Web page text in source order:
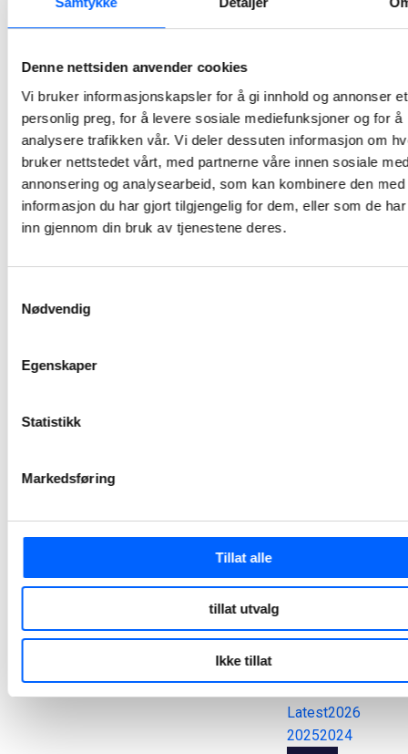
Denne nettsiden anvender cookies
Vi bruker informasjonskapsler for å gi innhold og annonser et
personlig preg, for å levere sosiale mediefunksjoner og for å
analysere trafikken vår. Vi deler dessuten informasjon om
bruker nettstedet vårt, med partnerne våre innen sosiale
annonsering og analysearbeid, som kan kombinere den med
informasjon du har gjort tilgjengelig for dem, eller som de
inn gjennom din bruk av tjenestene deres.
Nødvendig
Egenskaper
Statistikk
Markedsføring
Tillat alle
tillat utvalg
Ikke tillat
NCC har avsluttet storkontrakten med bygging av nytt dobbeltspor mellom Venjar og Eidsvoll nord over sju måneder før sluttfristen. Det vanket gjensidige godord da entreprenøren og byggherren Bane NOR markerte overtagelsen 1. november.
Rehabiliterte
Halden
helsehus er nå
åpent for
publikum
Mandag åpnet det det nye helsehuset i Halden kommune. NCC har siden sommeren 2021 rehabilitert bygget som nå står ferdig. Overlevering foregikk tidligere i uken og det nye helsehuset er nå offisielt åpent for publikum.
Latest2026
20252024